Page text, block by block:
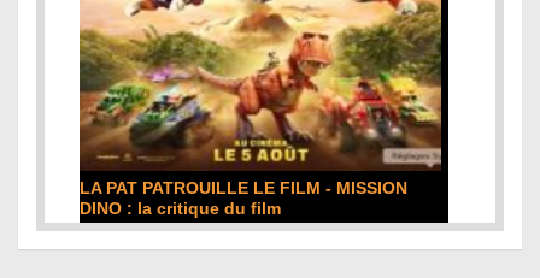
LA PAT PATROUILLE LE FILM - MISSION
DINO : la critique du film